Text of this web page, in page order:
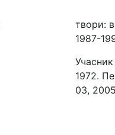
твори:
1987-
1972.
03,